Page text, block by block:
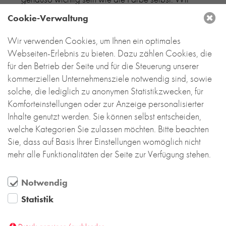
bieten Ihnen verschiedene Texturen von der
traditionellen glatten bis hin zu stärker
strukturierten Glasuren, die in jeder Farbe und
Ausführung erhältlich sind.
Cookie-Verwaltung
Wir verwenden Cookies, um Ihnen ein optimales
Webseiten-Erlebnis zu bieten. Dazu zählen Cookies, die
für den Betrieb der Seite und für die Steuerung unserer
kommerziellen Unternehmensziele notwendig sind, sowie
solche, die lediglich zu anonymen Statistikzwecken, für
Komforteinstellungen oder zur Anzeige personalisierter
Inhalte genutzt werden. Sie können selbst entscheiden,
welche Kategorien Sie zulassen möchten. Bitte beachten
Sie, dass auf Basis Ihrer Einstellungen womöglich nicht
mehr alle Funktionalitäten der Seite zur Verfügung stehen.
Notwendig
Statistik